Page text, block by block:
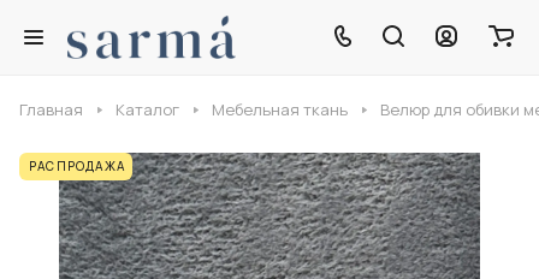
Главная Каталог Мебельная ткань Велюр для обивки
РАСПРОДАЖА